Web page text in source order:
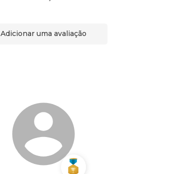
Adicionar uma avaliação